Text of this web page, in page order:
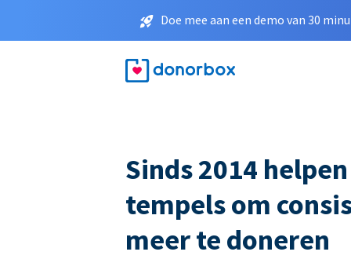
Doe mee aan een demo van 30
Sinds 2014
tempels om
meer te doneren